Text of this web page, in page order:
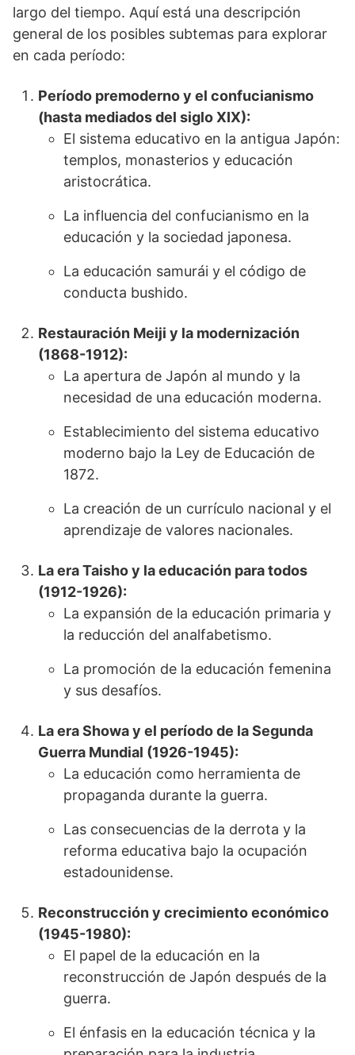
largo del tiempo. Aquí está una descripción
general de los posibles subtemas para explorar
en cada período:
Período premoderno y el confucianismo
(hasta mediados del siglo XIX):
El sistema educativo en la antigua Japón:
templos, monasterios y educación
aristocrática.
La influencia del confucianismo en la
educación y la sociedad japonesa.
La educación samurái y el código de
conducta bushido.
Restauración Meiji y la modernización
(1868-1912):
La apertura de Japón al mundo y la
necesidad de una educación moderna.
Establecimiento del sistema educativo
moderno bajo la Ley de Educación de
1872.
La creación de un currículo nacional y el
aprendizaje de valores nacionales.
La era Taisho y la educación para todos
(1912-1926):
La expansión de la educación primaria y
la reducción del analfabetismo.
La promoción de la educación femenina
y sus desafíos.
La era Showa y el período de la Segunda
Guerra Mundial (1926-1945):
La educación como herramienta de
propaganda durante la guerra.
Las consecuencias de la derrota y la
reforma educativa bajo la ocupación
estadounidense.
Reconstrucción y crecimiento económico
(1945-1980):
El papel de la educación en la
reconstrucción de Japón después de la
guerra.
El énfasis en la educación técnica y la